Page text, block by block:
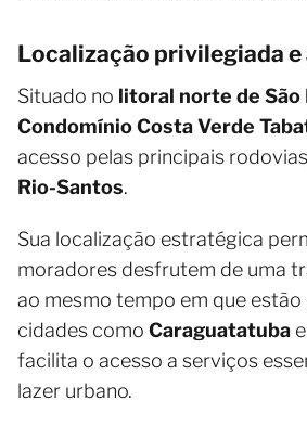
Localização privilegiada e
Situado no litoral norte de São
Condomínio Costa Verde
acesso pelas principais
Rio-Santos.
Sua localização estratégica
moradores desfrutem de uma
ao mesmo tempo em que
cidades como Caraguatatuba e
facilita o acesso a serviços
lazer urbano.